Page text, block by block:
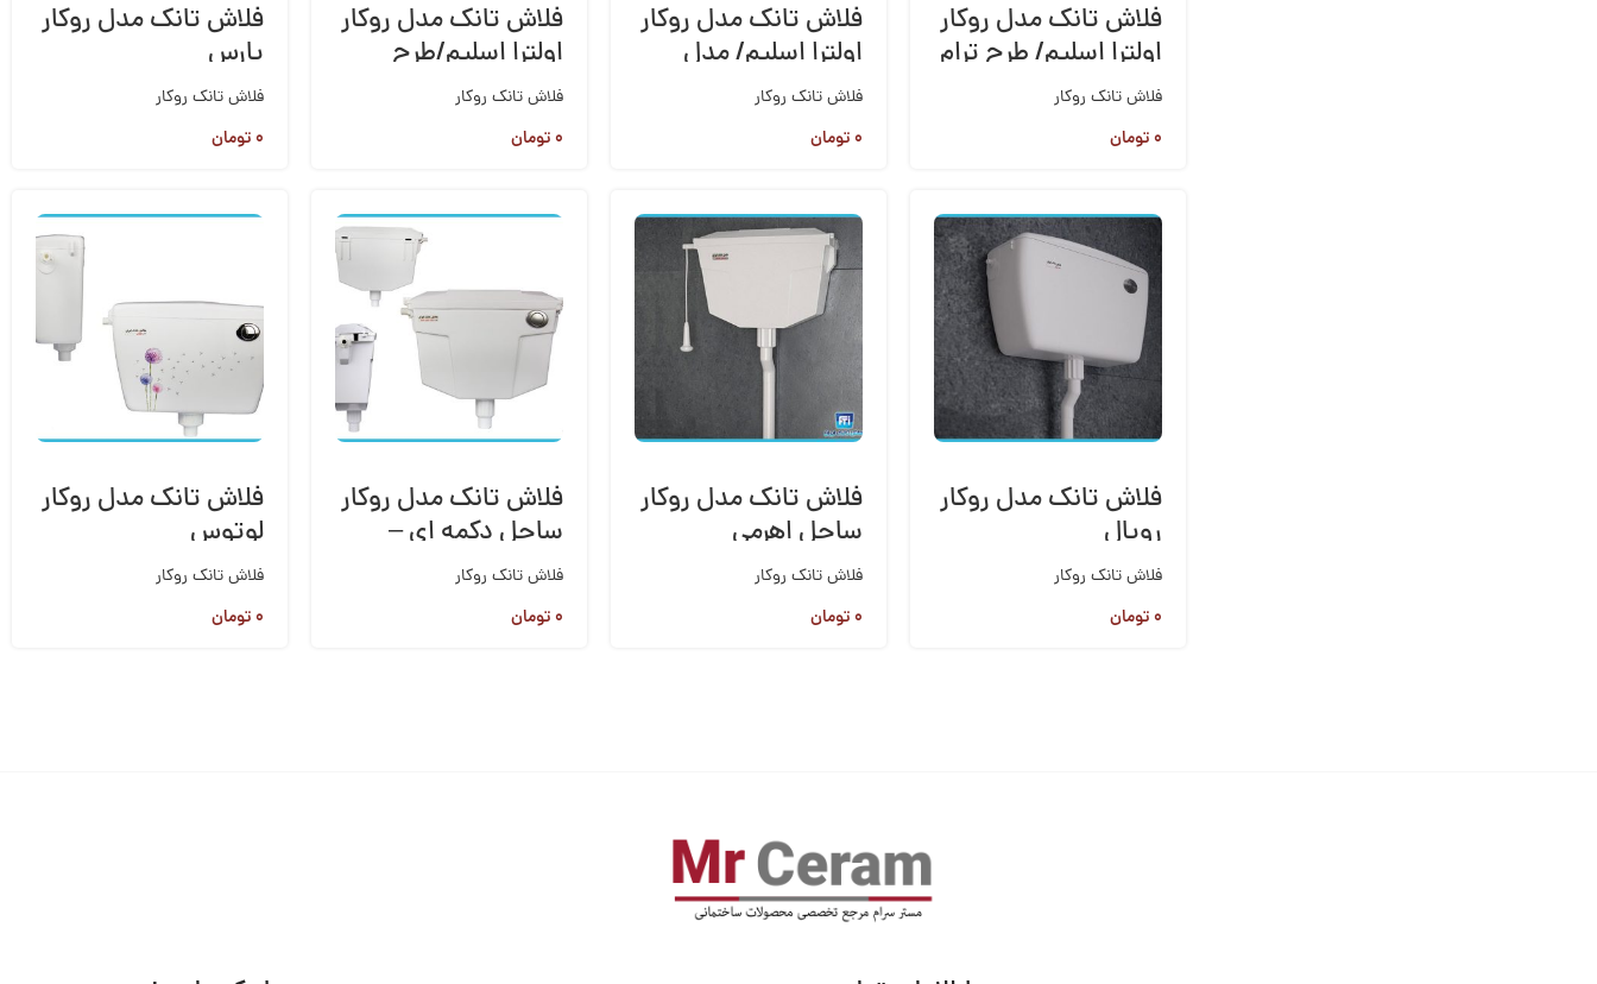
فلاش تانک مدل روکار
اولترا اسلیم/ طرح ترام
سیاه
فلاش تانک روکار
۰تومان
فلاش تانک مدل روکار
اولترا اسلیم/ مدل
ساده
فلاش تانک روکار
۰تومان
فلاش تانک مدل روکار
اولترا اسلیم/طرح
قاصدک
فلاش تانک روکار
۰تومان
فلاش تانک مدل روکار
پارس
فلاش تانک روکار
۰تومان
فلاش تانک مدل روکار
رويال
فلاش تانک روکار
۰تومان
فلاش تانک مدل روکار
ساحل اهرمی
فلاش تانک روکار
۰تومان
فلاش تانک مدل روکار
ساحل دکمه ای –
اهرمی
فلاش تانک روکار
۰تومان
فلاش تانک مدل روکار
لوتوس
فلاش تانک روکار
۰تومان